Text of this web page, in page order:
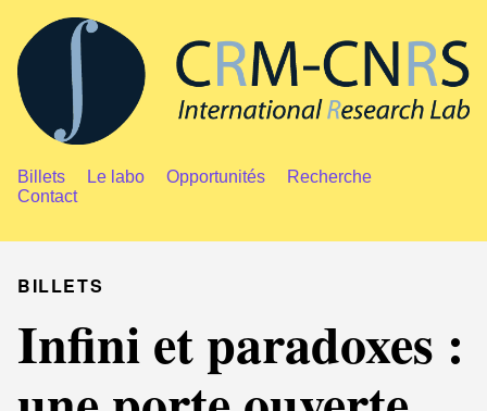
Billets Le labo Opportunités
Recherche
Contact
BILLETS
Infini et paradoxes :